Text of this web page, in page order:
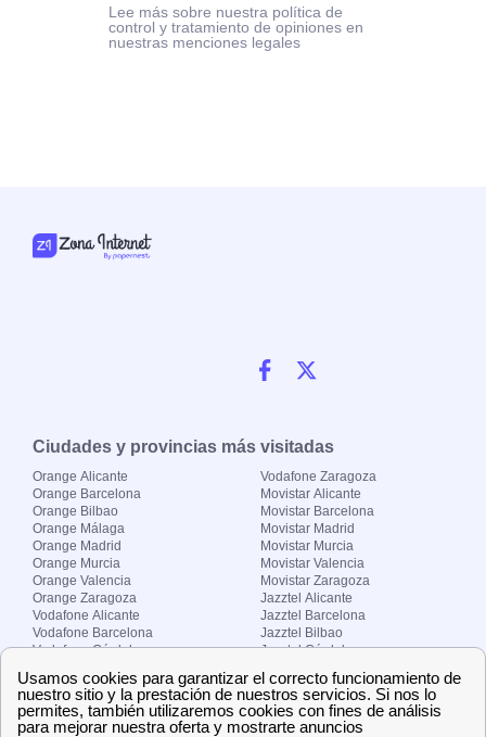
Lee más sobre nuestra política de
control y tratamiento de opiniones en
nuestras menciones legales
Ciudades y provincias más visitadas
Orange Alicante
Orange Barcelona
Orange Bilbao
Orange Málaga
Orange Madrid
Orange Murcia
Orange Valencia
Orange Zaragoza
Vodafone Alicante
Vodafone Barcelona
Vodafone Córdoba
Vodafone Madrid
Vodafone Murcia
Vodafone Valencia
Vodafone Zaragoza
Movistar Alicante
Movistar Barcelona
Movistar Madrid
Movistar Murcia
Movistar Valencia
Movistar Zaragoza
Jazztel Alicante
Jazztel Barcelona
Jazztel Bilbao
Jazztel Córdoba
Jazztel Málaga
Jazztel Valencia
Jazztel Zaragoza